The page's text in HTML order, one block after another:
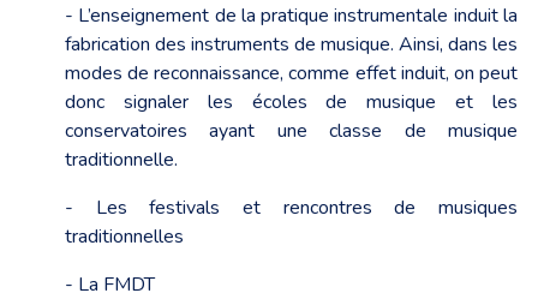
- L’enseignement de la pratique instrumentale induit la
fabrication des instruments de musique. Ainsi, dans les
modes de reconnaissance, comme effet induit, on peut
donc signaler les écoles de musique et les
conservatoires ayant une classe de musique
traditionnelle.
- Les festivals et rencontres de musiques
traditionnelles
- La FMDT